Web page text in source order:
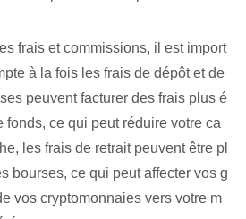
frais et commissions, il est import
à la fois les frais de dépôt et de
peuvent facturer des frais plus é
fonds, ce qui peut réduire votre ca
les frais de retrait peuvent être pl
bourses, ce qui peut affecter vos g
vos cryptomonnaies vers votre m